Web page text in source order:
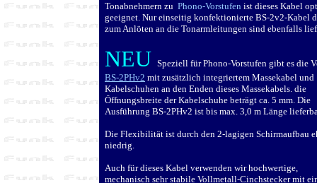
Tonabnehmern zu Phono-Vorstufen ist dieses Kabel
geeignet. Nur einseitig konfektionierte BS-2v2-Kabel
zum Anlöten an die Tonarmleitungen sind ebenfalls
NEU Speziell für Phono-Vorstufen gibt es die
BS-2PHv2 mit zusätzlich integriertem Massekabel und
Kabelschuhen an den Enden dieses Massekabels. die
Öffnungsbreite der Kabelschuhe beträgt ca. 5 mm. Die
Ausführung BS-2PHv2 ist bis max. 3,0 m Länge
Die Flexibilität ist durch den 2-lagigen Schirmaufbau
niedrig.
Auch für dieses Kabel verwenden wir hochwertige,
mechanisch sehr stabile Vollmetall-Cinchstecker mit